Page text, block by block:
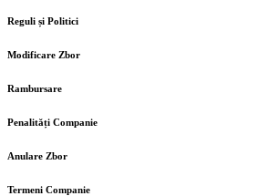
Reguli și Politici
Modificare Zbor
Rambursare
Penalități Companie
Anulare Zbor
Termeni Companie